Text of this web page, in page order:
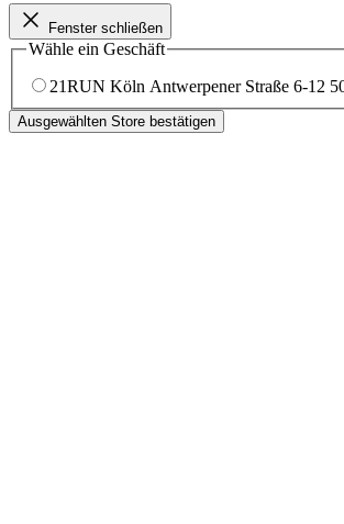
Fenster schließen
Wähle ein Geschäft
21RUN Köln Antwerpener Straße 6-12
Ausgewählten Store bestätigen